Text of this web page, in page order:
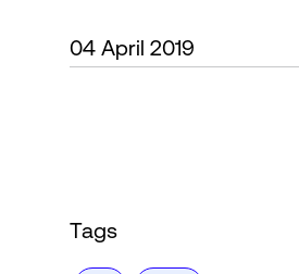
Language
04 April 2019
Tags